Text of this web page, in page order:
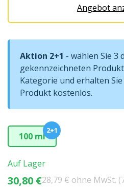
Angebot
Aktion 2+1 - wählen Sie 3
gekennzeichneten
Kategorie und erhalten
Produkt kostenlos.
100 ml
2+1
Auf Lager
30,80 €28,79 € ohne MwSt.